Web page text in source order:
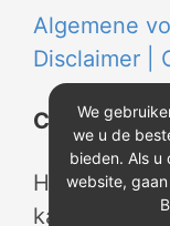
Algemene
Disclaimer |
Contact
Heeft u
kantooruren
We
we u de
bieden. Als
website,